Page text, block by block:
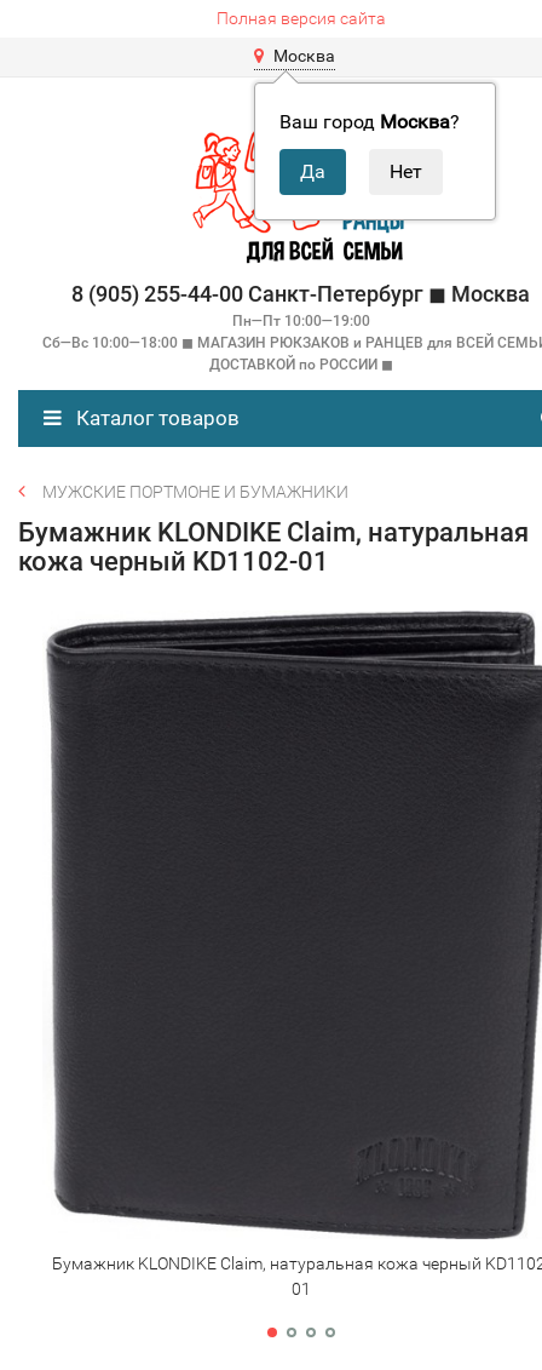
Полная версия сайта
Москва
Ваш город Москва?
8 (905) 255-44-00 Санкт-Петербург ◼ Москва
Пн—Пт 10:00—19:00
Сб—Вс 10:00—18:00 ◼ МАГАЗИН РЮКЗАКОВ и РАНЦЕВ для ВСЕЙ
ДОСТАВКОЙ по РОССИИ ◼
Каталог товаров
МУЖСКИЕ ПОРТМОНЕ И БУМАЖНИКИ
Бумажник KLONDIKE Claim, натуральная
кожа черный KD1102-01
Бумажник KLONDIKE Claim, натуральная кожа черный
01